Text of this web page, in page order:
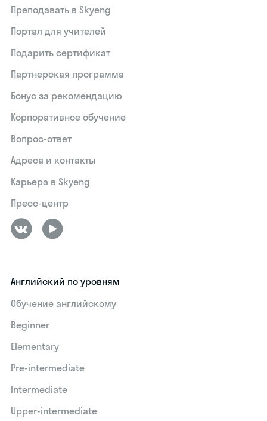
Преподавать в Skyeng
Портал для учителей
Подарить сертификат
Партнерская программа
Бонус за рекомендацию
Корпоративное обучение
Вопрос-ответ
Адреса и контакты
Карьера в Skyeng
Пресс-центр
Английский по уровням
Обучение английскому
Beginner
Elementary
Pre-intermediate
Intermediate
Upper-intermediate